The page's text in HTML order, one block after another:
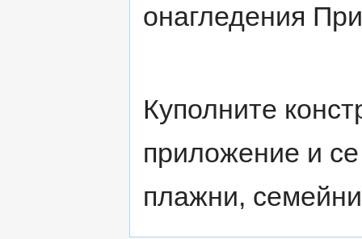
онагледения
Куполните
приложение и
плажни,